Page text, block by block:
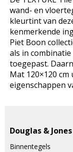
wand- en
kleurtint van
kenmerkende
Piet Boon
als in
toegepast.
Mat 120×120
eigenschappen
Douglas & Jones
Binnentegels